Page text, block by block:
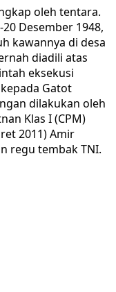
oleh tentara.
Desember 1948,
kawannya di desa
diadili atas
eksekusi
Gatot
dilakukan oleh
Klas I (CPM)
2011) Amir
regu tembak TNI.